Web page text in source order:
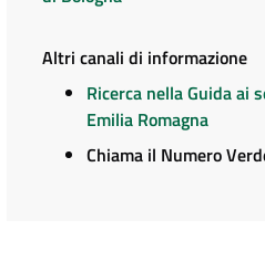
Altri canali di informazione
Ricerca nella Guida ai
Emilia Romagna
Chiama il Numero